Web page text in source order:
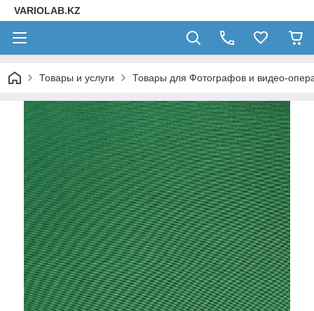
VARIOLAB.KZ
Товары и услуги Товары для Фотографов и видео-